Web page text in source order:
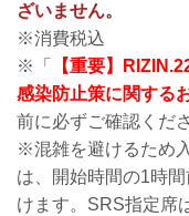
ざいません。
※消費税込
※「
【重要】
感染防止策に関する
前に必ずご確認くだ
※混雑を避けるため
は、開始時間の1時
けます。SRS指定席